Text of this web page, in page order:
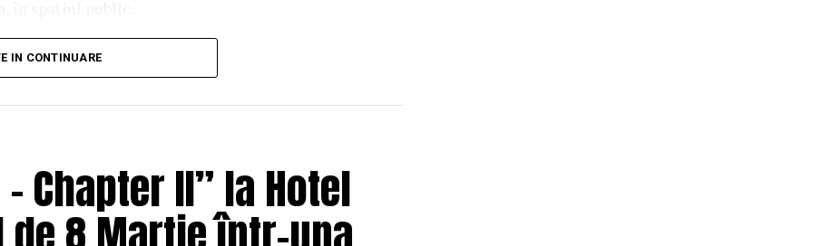
de doi fotografi profesioniști:
Valentina a venit cu 18 ani de carieră în
comercială și de brand personal. Deni
Antreprenoare.ro, a pus aceeași întrebare de mai
IN CONTINUARE
Chapter II” la Hotel